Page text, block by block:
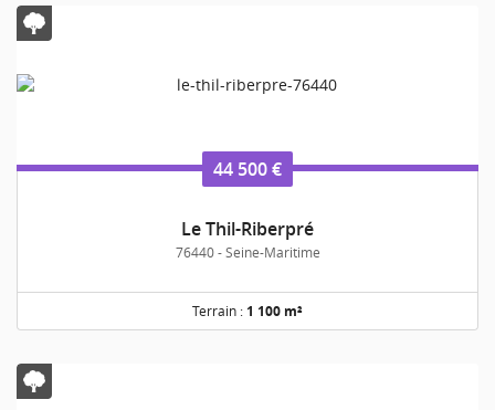
44 500 €
Le Thil-Riberpré
76440 - Seine-Maritime
Terrain : 1 100 m²